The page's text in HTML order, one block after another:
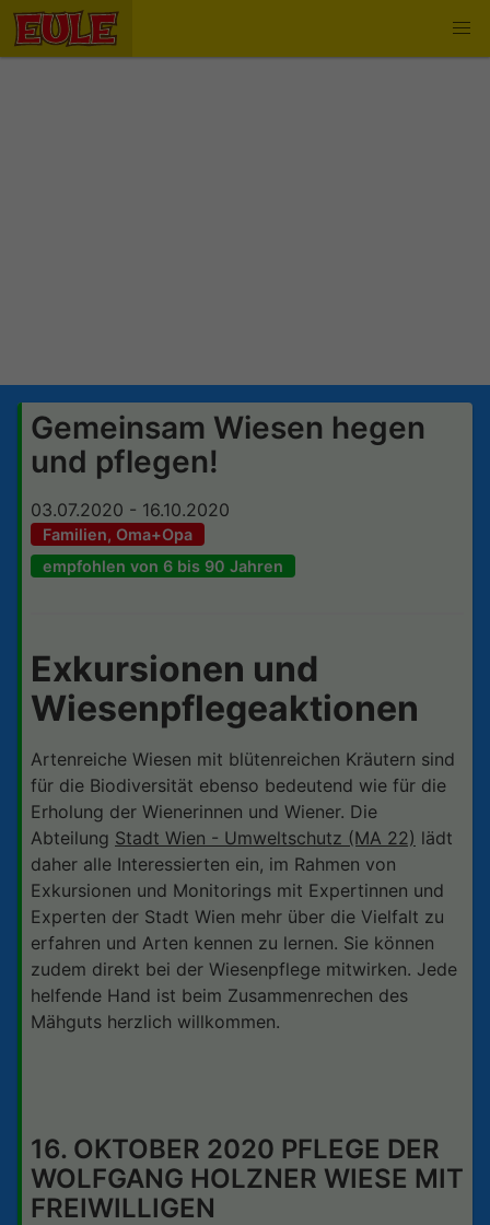
Gemeinsam Wiesen hegen
und pflegen!
03.07.2020 - 16.10.2020
Familien, Oma+Opa
empfohlen von 6 bis 90 Jahren
Exkursionen und
Wiesenpflegeaktionen
Artenreiche Wiesen mit blütenreichen Kräutern sind
für die Biodiversität ebenso bedeutend wie für die
Erholung der Wienerinnen und Wiener. Die
Abteilung Stadt Wien - Umweltschutz (MA 22) lädt
daher alle Interessierten ein, im Rahmen von
Exkursionen und Monitorings mit Expertinnen und
Experten der Stadt Wien mehr über die Vielfalt zu
erfahren und Arten kennen zu lernen. Sie können
zudem direkt bei der Wiesenpflege mitwirken. Jede
helfende Hand ist beim Zusammenrechen des
Mähguts herzlich willkommen.
16. OKTOBER 2020 PFLEGE DER
WOLFGANG HOLZNER WIESE MIT
FREIWILLIGEN